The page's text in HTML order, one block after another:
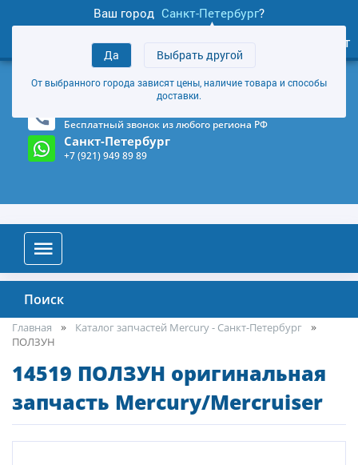
Ваш город Санкт-Петербург?
Да Выбрать другой
От выбранного города зависят цены, наличие товара и способы
доставки.
товаров
Личный кабинет
+7 (921) 949 89 89
Магазин и склад в Санкт-Петербурге (Карта)
Бесплатный звонок из любого региона РФ
Санкт-Петербург
+7 (921) 949 89 89
Поиск
Главная
Каталог запчастей Mercury - Санкт-Петербург
ПОЛЗУН
14519 ПОЛЗУН оригинальная
запчасть Mercury/Mercruiser